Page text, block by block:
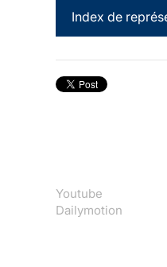
Index de
Youtube
Dailymotion